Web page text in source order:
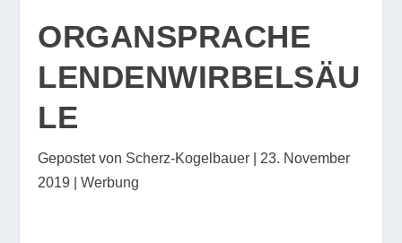
ORGANSPRACHE
LENDENWIRBELSÄU
LE
Gepostet von Scherz-Kogelbauer
23. November
2019 |Werbung